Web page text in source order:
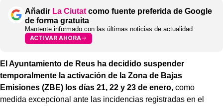
Añadir La Ciutat como fuente preferida de Google
de forma gratuita
Mantente informado con las últimas noticias de actualidad
ACTIVAR AHORA
El Ayuntamiento de Reus ha decidido suspender
temporalmente la activación de la Zona de Bajas
Emisiones (ZBE) los días 21, 22 y 23 de enero, como
medida excepcional ante las incidencias registradas en el